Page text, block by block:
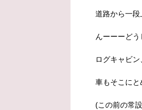
道路から一段
んーーーどう
ログキャビ
車もそこにと
(この前の常